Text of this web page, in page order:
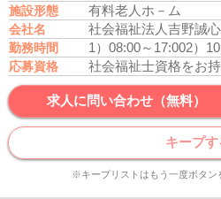
施設形態 有料老人ホ－ム
会社名 社会福祉法人吉野誠
勤務時間 1）08:00～17:002）
応募資格
求人に問い合わせ（無料）
キープす
※キープリストはもう一度ボタン